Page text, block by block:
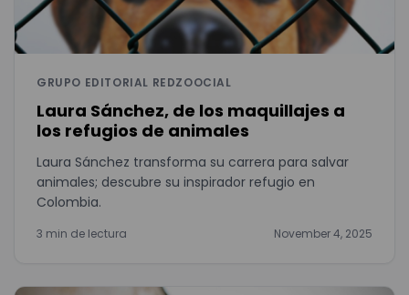
GRUPO EDITORIAL REDZOOCIAL
Laura Sánchez, de los maquillajes a
los refugios de animales
Laura Sánchez transforma su carrera para salvar
animales; descubre su inspirador refugio en
Colombia.
3 min de lectura November 4, 2025